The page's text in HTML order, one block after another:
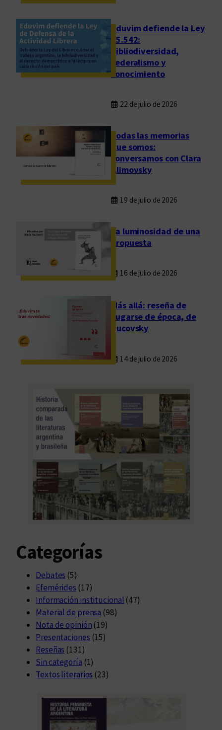
Eduvim defiende la Ley
25.542:
bibliodiversidad,
federalismo y
conocimiento
22 de julio de 2026
Todas las memorias
que somos:
conversamos con Clara
Klimovsky
19 de julio de 2026
La luminosidad de una
propuesta
16 de julio de 2026
Más allá: reseña de
Fugarse de época, de
Rucovsky
14 de julio de 2026
Categorías
Debates (5)
Efemérides (17)
Información institucional (47)
Material de prensa (98)
Nota de opinión (19)
Presentaciones (15)
Reseñas (131)
Sin categoría (1)
Textos literarios (23)